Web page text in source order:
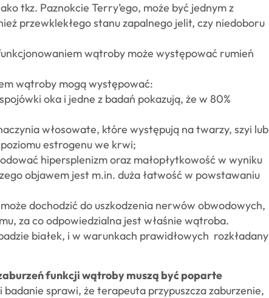
tkz. Paznokcie Terry’ego, może być jednym z
przewklekłego stanu zapalnego jelit, czy niedoboru
wątroby może występować rumień
wątroby mogą występować:
oka i jedne z badań pokazują, że w 80%
włosowate, które występują na twarzy, szyi lub
estrogenu we krwi;
hipersplenizm oraz małopłytkowość w wyniku
objawem jest m.in. duża łatwość w powstawaniu
dochodzić do uszkodzenia nerwów obwodowych,
za co odpowiedzialna jest właśnie wątroba.
białek, i w warunkach prawidłowych rozkładany
funkcji wątroby muszą być poparte
badanie sprawi, że terapeuta przypuszcza zaburzenie,